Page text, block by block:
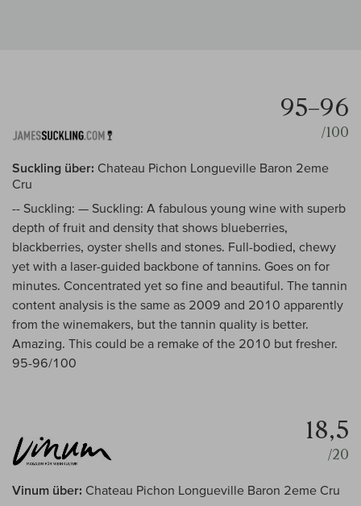
95–96
/100
Suckling über: Chateau Pichon Longueville Baron 2eme
Cru
-- Suckling: — Suckling: A fabulous young wine with superb
depth of fruit and density that shows blueberries,
blackberries, oyster shells and stones. Full-bodied, chewy
yet with a laser-guided backbone of tannins. Goes on for
minutes. Concentrated yet so fine and beautiful. The tannin
content analysis is the same as 2009 and 2010 apparently
from the winemakers, but the tannin quality is better.
Amazing. This could be a remake of the 2010 but fresher.
95-96/100
18,5
/20
Vinum über: Chateau Pichon Longueville Baron 2eme Cru